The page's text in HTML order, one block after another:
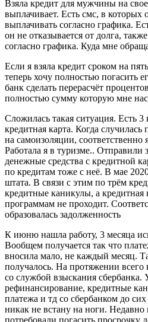
Взяла кредит для мужчины на
выплачивает. Есть смс, в которых
выплачивать согласно графика.
он не отказывается от долга,
согласно графика. Куда мне
Если я взяла кредит сроком на
теперь хочу полностью погасить
банк сделать перерасчёт
полностью сумму которую мне
Сложилась такая ситуация. Есть 3
кредитная карта. Когда случилась
на самоизоляции, соответственно
Работала я в туризме.. Отправили
денежные средства с кредитной
по кредитам тоже с неё. В мае
штата. В связи с этим по трём
кредитные каникулы, а кредитная
программам не проходит.
образовалась задолженность
К июню нашла работу, 3 месяца
Вообщем получается так что
вносила мало, не каждый месяц.
получалось. На протяжении всего
со службой взыскания сбербанка.
рефинансирование, кредитные
платежа и тд со сбербанком до
никак не встану на ноги. Недавно